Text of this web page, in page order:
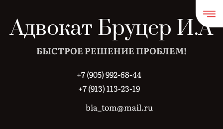
Адвокат Бруцер И.А
БЫСТРОЕ РЕШЕНИЕ ПРОБЛЕМ!
+7 (905) 992-68-44
+7 (913) 113-23-19
bia_tom@mail.ru